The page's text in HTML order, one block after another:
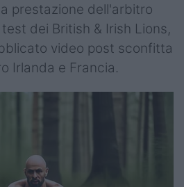
prestazione dell'arbitro
dei British & Irish Lions,
video post sconfitta
Irlanda e Francia.